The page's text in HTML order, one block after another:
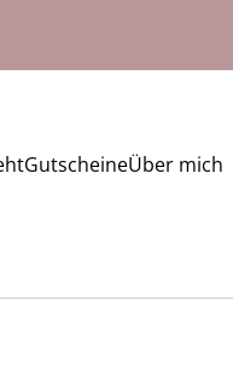
GutscheineÜber mich